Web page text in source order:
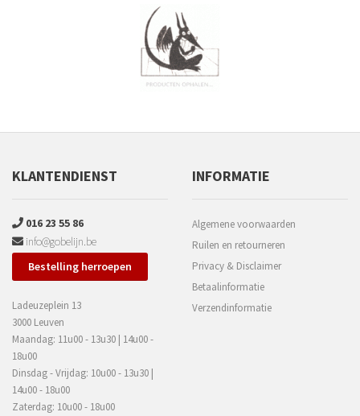
KLANTENDIENST
016 23 55 86
info@gobelijn.be
Bestelling herroepen
Ladeuzeplein 13
3000 Leuven
Maandag: 11u00 - 13u30 | 14u00 -
18u00
Dinsdag - Vrijdag: 10u00 - 13u30 |
14u00 - 18u00
Zaterdag: 10u00 - 18u00
INFORMATIE
Algemene voorwaarden
Ruilen en retourneren
Privacy & Disclaimer
Betaalinformatie
Verzendinformatie